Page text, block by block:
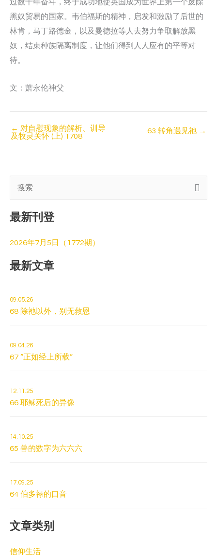
过数十年奋斗，终于成功地使英国成为世界上第一个废除
黑奴贸易的国家。韦伯福斯的精神，启发和激励了后世的
林肯，马丁路德金，以及曼德拉等人去努力争取解放黑
奴，结束种族隔离制度，让他们得到人人应有的平等对
待。
文：萧永伦神父
← 对自慰现象的解析、训导
及牧灵关怀 (上) 1708
63 转角遇见祂 →
:最新刊登
2026年7月5日（1772期）
最新文章
09.05.26
68 除祂以外，别无救恩
09.04.26
67 “正如经上所载”
12.11.25
66 耶稣死后的异像
14.10.25
65 兽的数字为六六六
17.09.25
64 伯多禄的口音
文章类别
信仰生活